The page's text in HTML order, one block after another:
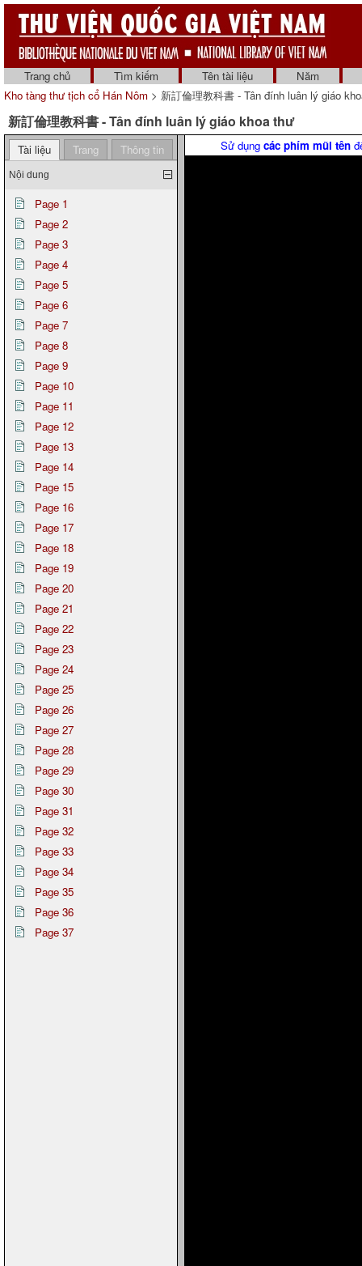
Trang chủ Tìm kiếm Tên tài liệu
Năm
Kho tàng thư tịch cổ Hán Nôm > 新訂倫理教科書 - Tân đính luân lý giáo
新訂倫理教科書 - Tân đính luân lý giáo khoa thư
Tài liệu Trang Thông tin
Nội dung
Page 1
Page 2
Page 3
Page 4
Page 5
Page 6
Page 7
Page 8
Page 9
Page 10
Page 11
Page 12
Page 13
Page 14
Page 15
Page 16
Page 17
Page 18
Page 19
Page 20
Page 21
Page 22
Page 23
Page 24
Page 25
Page 26
Page 27
Page 28
Page 29
Page 30
Page 31
Page 32
Page 33
Page 34
Page 35
Page 36
Page 37
Sử dụng các phím mũi tên